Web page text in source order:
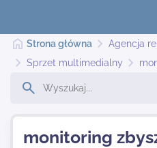
Strona główna Agencja
Sprzet multimedialny
monitoring